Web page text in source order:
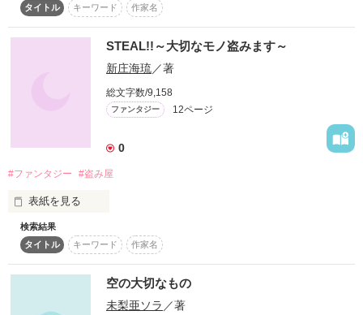
前回のを本棚に入れていただいていた皆さん、本当に申し訳あ
りません。
感謝を込めて、急遽、番外編を描き上げたのでお届けします。
楽しんでいただけたら幸いです。
「覚悟はいいですか」あとがきをご覧ください＊
Merry　Christmas　！
tapoo　🎅
.。o○○o。..。o○○o。..。o○○o。..。o○○o。.
2019･1･7　ランクインしました！
作品を読む
それを誰かに話す。
大切な友達に…。
タイトル
キーワード 作家名
STEAL!!～大切なモノ盗みます～
新庄海琉／著
総文字数/9,158
ファンタジー 12ページ
0
#ファンタジー #盗み屋
表紙を見る
大国ティンレンでも随一の商業都市シュスに暮らすユーリ。
日々平凡に暮らすユーリのたった一つ変わった所。それは職
検索結果
タイトル
キーワード 作家名
空の大切なもの
未梨亜ソラ ／著